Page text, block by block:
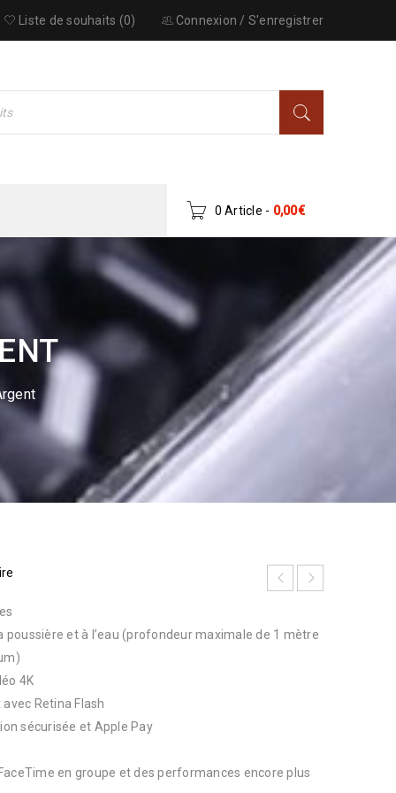
Connexion / S'enregistrer
Liste de souhaits (0)
0 Article - 0,00€
poussière et à l’eau (profondeur maximale de 1 mètre
4K
Retina Flash
sécurisée et Apple Pay
en groupe et des performances encore plus